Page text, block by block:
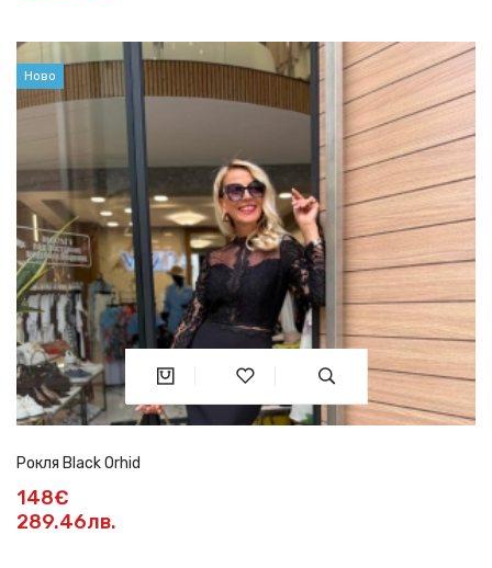
Ново
Рокля Black Orhid
148€
289.46лв.